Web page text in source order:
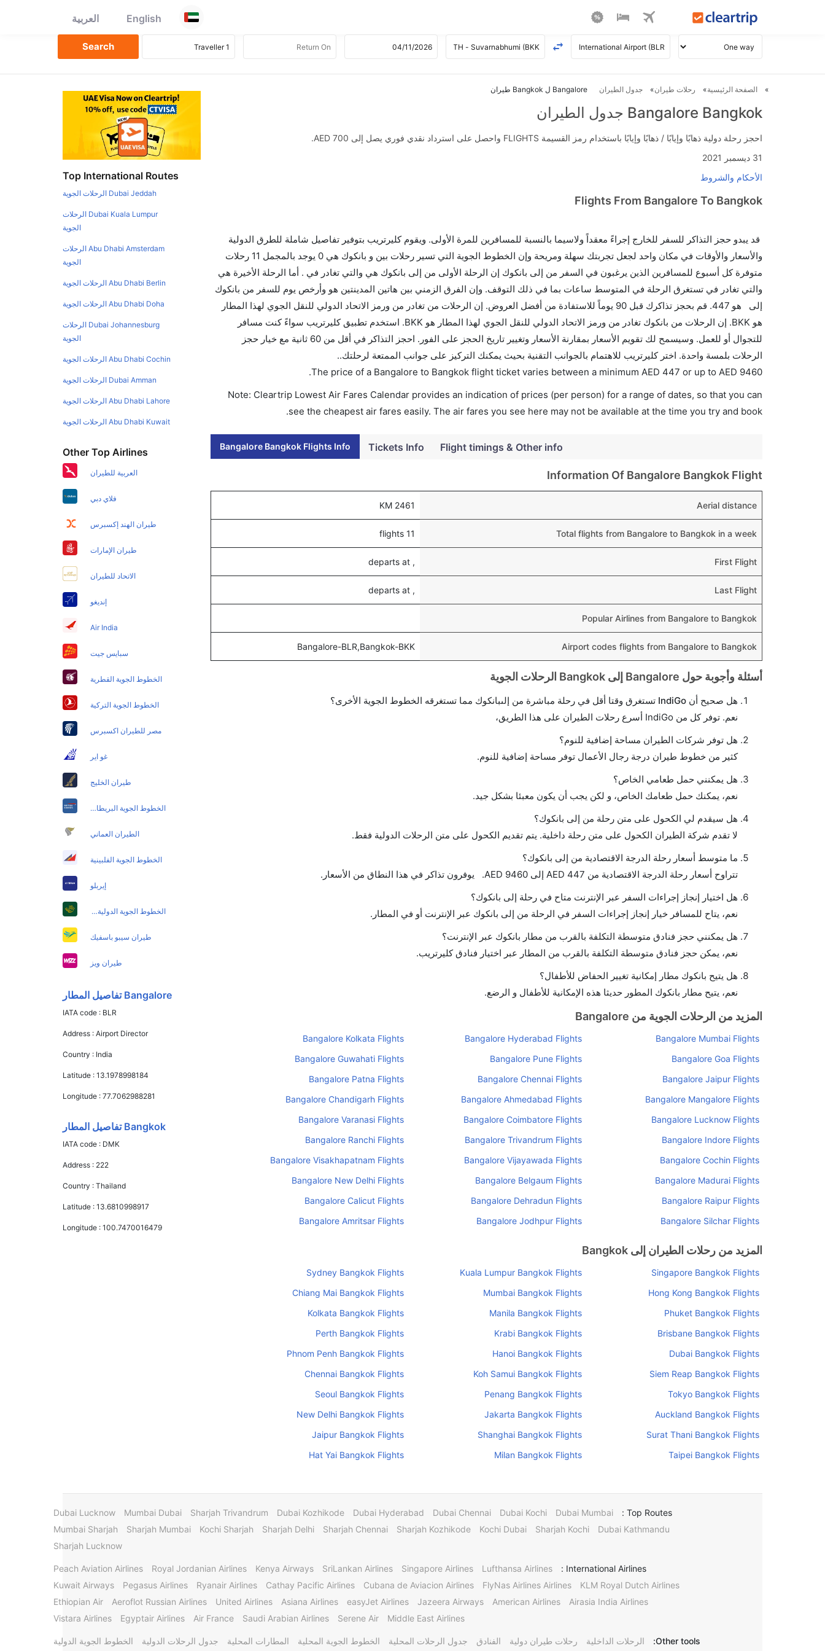
English العربية
الصفحة الرئيسية رحلات طيران جدول الطيران Bangalore ل Bangkok طيران
Bangalore Bangkok جدول الطيران
احجز رحلة دولية ذهابًا وإيابًا / ذهابًا وإيابًا باستخدام رمز القسيمة FLIGHTS واحصل على استرداد نقدي فوري يصل إلى AED 700.
31 ديسمبر 2021
الأحكام والشروط
Flights From Bangalore To Bangkok
قد يبدو حجز التذاكر للسفر للخارج إجراءً معقداً ولاسيما بالنسبة للمسافرين للمرة الأولى. ويقوم كليرتريب بتوفير تفاصيل شاملة للطرق الدولية
والأسعار والأوقات في مكان واحد لجعل تجربتك سهلة ومريحة وإن الخطوط الجوية التي تسير رحلات بين و بانكوك هي 0 يوجد بالمجمل 11 رحلات
متوفرة كل أسبوع للمسافرين الذين يرغبون في السفر من إلى بانكوك إن الرحلة الأولى من إلى بانكوك هي والتي تغادر في . أما الرحلة الأخيرة هي
والتي تغادر في تستغرق الرحلة في المتوسط ساعات بما في ذلك التوقف. وإن الفرق الزمني بين هاتين المدينتين هو وأرخص يوم للسفر من بانكوك
إلى هو 447. قم بحجز تذاكرك قبل 90 يوماً للاستفادة من أفضل العروض. إن الرحلات من تغادر من ورمز الاتحاد الدولي للنقل الجوي لهذا المطار
هو BKK. إن الرحلات من بانكوك تغادر من ورمز الاتحاد الدولي للنقل الجوي لهذا المطار هو BKK. استخدم تطبيق كليرتريب سواءً كنت مسافر
للتجوال أو للعمل. وسيسمح لك تقويم الأسعار بمقارنة الأسعار وتغيير تاريخ الحجز على الفور. احجز التذاكر في أقل من 60 ثانية مع خيار حجز
الرحلات بلمسة واحدة. اختر كليرتريب للاهتمام بالجوانب التقنية بحيث يمكنك التركيز على جوانب الممتعة لرحلتك..
The price of a Bangalore to Bangkok flight ticket varies between a minimum AED 447 or up to AED 9460
.
Note: Cleartrip Lowest Air Fares Calendar provides an indication of prices (per person) for a range of dates, so that you can
see the cheapest air fares easily. The air fares you see here may not be available at the time you try and book.
Bangalore Bangkok Flights Info Tickets Info Flight timings & Other info
Information Of Bangalore Bangkok Flight
Aerial distance
2461 KM
Total flights from Bangalore to Bangkok in a week
11 flights
First Flight
, departs at
Last Flight
, departs at
Popular Airlines from Bangalore to Bangkok
Airport codes flights from Bangalore to Bangkok
Bangalore-BLR,Bangkok-BKK
أسئلة وأجوبة حول Bangalore إلى Bangkok الرحلات الجوية
هل صحيح أن IndiGo تستغرق وقتا أقل في رحلة مباشرة من إلىبانكوك مما تستغرقه الخطوط الجوية الأخرى؟
نعم. توفر كل من IndiGo أسرع رحلات الطيران على هذا الطريق،
هل توفر شركات الطيران مساحة إضافية للنوم؟
كثير من خطوط طيران درجة رجال الأعمال توفر مساحة إضافية للنوم.
هل يمكنني حمل طعامي الخاص؟
نعم، يمكنك حمل طعامك الخاص، و لكن يجب أن يكون معبئا بشكل جيد.
هل سيقدم لي الكحول على متن رحلة من إلى بانكوك؟
لا تقدم شركة الطيران الكحول على متن رحلة داخلية. يتم تقديم الكحول على متن الرحلات الدولية فقط.
ما متوسط أسعار رحلة الدرجة الاقتصادية من إلى بانكوك؟
تتراوح أسعار رحلة الدرجة الاقتصادية من AED 447 إلى AED 9460. يوفرون تذاكر في هذا النطاق من الأسعار.
هل اختيار إنجاز إجراءات السفر عبر الإنترنت متاح في رحلة إلى بانكوك؟
نعم، يتاح للمسافر خيار إنجاز إجراءات السفر في الرحلة من إلى بانكوك عبر الإنترنت أو في المطار.
هل يمكنني حجز فنادق متوسطة التكلفة بالقرب من مطار بانكوك عبر الإنترنت؟
نعم، يمكن حجز فنادق متوسطة التكلفة بالقرب من المطار عبر اختيار فنادق كليرتريب.
هل يتيح بانكوك مطار إمكانية تغيير الحفاض للأطفال؟
نعم، يتيح مطار بانكوك المطور حديثا هذه الإمكانية للأطفال و الرضع.
المزيد من الرحلات الجوية من Bangalore
Bangalore Mumbai Flights
Bangalore Hyderabad Flights
Bangalore Kolkata Flights
Bangalore Goa Flights
Bangalore Pune Flights
Bangalore Guwahati Flights
Bangalore Jaipur Flights
Bangalore Chennai Flights
Bangalore Patna Flights
Bangalore Mangalore Flights
Bangalore Ahmedabad Flights
Bangalore Chandigarh Flights
Bangalore Lucknow Flights
Bangalore Coimbatore Flights
Bangalore Varanasi Flights
Bangalore Indore Flights
Bangalore Trivandrum Flights
Bangalore Ranchi Flights
Bangalore Cochin Flights
Bangalore Vijayawada Flights
Bangalore Visakhapatnam Flights
Bangalore Madurai Flights
Bangalore Belgaum Flights
Bangalore New Delhi Flights
Bangalore Raipur Flights
Bangalore Dehradun Flights
Bangalore Calicut Flights
Bangalore Silchar Flights
Bangalore Jodhpur Flights
Bangalore Amritsar Flights
المزيد من رحلات الطيران إلى Bangkok
Singapore Bangkok Flights
Kuala Lumpur Bangkok Flights
Sydney Bangkok Flights
Hong Kong Bangkok Flights
Mumbai Bangkok Flights
Chiang Mai Bangkok Flights
Phuket Bangkok Flights
Manila Bangkok Flights
Kolkata Bangkok Flights
Brisbane Bangkok Flights
Krabi Bangkok Flights
Perth Bangkok Flights
Dubai Bangkok Flights
Hanoi Bangkok Flights
Phnom Penh Bangkok Flights
Siem Reap Bangkok Flights
Koh Samui Bangkok Flights
Chennai Bangkok Flights
Tokyo Bangkok Flights
Penang Bangkok Flights
Seoul Bangkok Flights
Auckland Bangkok Flights
Jakarta Bangkok Flights
New Delhi Bangkok Flights
Surat Thani Bangkok Flights
Shanghai Bangkok Flights
Jaipur Bangkok Flights
Taipei Bangkok Flights
Milan Bangkok Flights
Hat Yai Bangkok Flights
Top International Routes
Dubai Jeddah الرحلات الجوية
Dubai Kuala Lumpur الرحلات
الجوية
Abu Dhabi Amsterdam الرحلات
الجوية
Abu Dhabi Berlin الرحلات الجوية
Abu Dhabi Doha الرحلات الجوية
Dubai Johannesburg الرحلات
الجوية
Abu Dhabi Cochin الرحلات الجوية
Dubai Amman الرحلات الجوية
Abu Dhabi Lahore الرحلات الجوية
Abu Dhabi Kuwait الرحلات الجوية
Other Top Airlines
العربية للطيران
فلاي دبي
طيران الهند إكسبرس
طيران الإمارات
الاتحاد للطيران
إنديغو
Air India
سبايس جيت
الخطوط الجوية القطرية
الخطوط الجوية التركية
مصر للطيران اكسبرس
غو اير
طيران الخليج
الخطوط الجوية البريطانية
الطيران العماني
الخطوط الجوية الفلبينية
إيربلو
الخطوط الجوية الدولية الباكستانية
طيران سيبو باسفيك
طيران ويز
Bangalore تفاصيل المطار
IATA code : BLR
Address :Airport Director
Country : India
Latitude :13.1978998184
Longitude :77.7062988281
Bangkok تفاصيل المطار
IATA code : DMK
Address : 222
Country :Thailand
Latitude :13.6810998917
Longitude :100.7470016479
Top Routes :
Dubai Mumbai
Dubai Kochi
Dubai Chennai
Dubai Hyderabad
Dubai Kozhikode
Sharjah Trivandrum
Mumbai Dubai
Dubai Lucknow
Dubai Kathmandu
Sharjah Kochi
Kochi Dubai
Sharjah Kozhikode
Sharjah Chennai
Sharjah Delhi
Kochi Sharjah
Sharjah Mumbai
Mumbai Sharjah
Sharjah Lucknow
International Airlines :
Lufthansa Airlines
Singapore Airlines
SriLankan Airlines
Kenya Airways
Royal Jordanian Airlines
Peach Aviation Airlines
KLM Royal Dutch Airlines
FlyNas Airlines Airlines
Cubana de Aviacion Airlines
Cathay Pacific Airlines
Ryanair Airlines
Pegasus Airlines
Kuwait Airways
Airasia India Airlines
American Airlines
Jazeera Airways
easyJet Airlines
Asiana Airlines
United Airlines
Aeroflot Russian Airlines
Ethiopian Air
Middle East Airlines
Serene Air
Saudi Arabian Airlines
Air France
Egyptair Airlines
Vistara Airlines
Other tools: الرحلات الداخلية رحلات طيران دولية الفنادق جدول الرحلات المحلية الخطوط الجوية المحلية المطارات المحلية جدول الرحلات الدولية الخطوط الجوية الدولية